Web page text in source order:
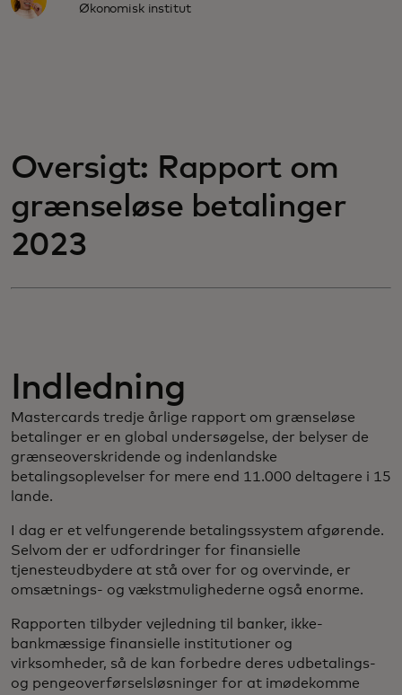
Økonomisk institut
Oversigt: Rapport om
grænseløse betalinger
2023
Indledning
Mastercards tredje årlige rapport om grænseløse
betalinger er en global undersøgelse, der belyser de
grænseoverskridende og indenlandske
betalingsoplevelser for mere end 11.000 deltagere i 15
lande.
I dag er et velfungerende betalingssystem afgørende.
Selvom der er udfordringer for finansielle
tjenesteudbydere at stå over for og overvinde, er
omsætnings- og vækstmulighederne også enorme.
Rapporten tilbyder vejledning til banker, ikke-
bankmæssige finansielle institutioner og
virksomheder, så de kan forbedre deres udbetalings-
og pengeoverførselsløsninger for at imødekomme